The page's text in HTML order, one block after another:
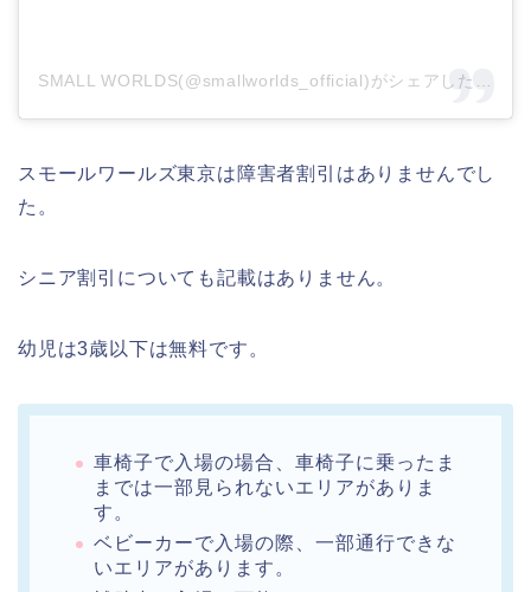
スモールワールズ東京は障害者割引はありませんでし
た。
シニア割引についても記載はありません。
幼児は3歳以下は無料です。
車椅子で入場の場合、車椅子に乗ったま
までは一部見られないエリアがありま
す。
ベビーカーで入場の際、一部通行できな
いエリアがあります。